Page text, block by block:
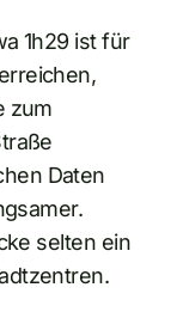
1h29 ist für
zum
Daten
selten ein